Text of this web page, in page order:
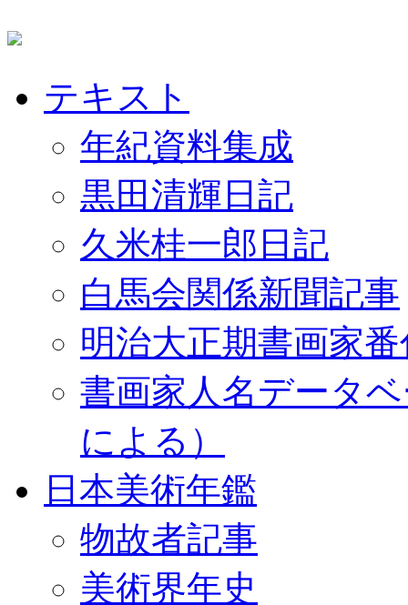
テキスト
年紀資料集成
黒田清輝日記
久米桂一郎日記
白馬会関係新聞記事
明治大正期書画家
書画家人名データ
による）
日本美術年鑑
物故者記事
美術界年史